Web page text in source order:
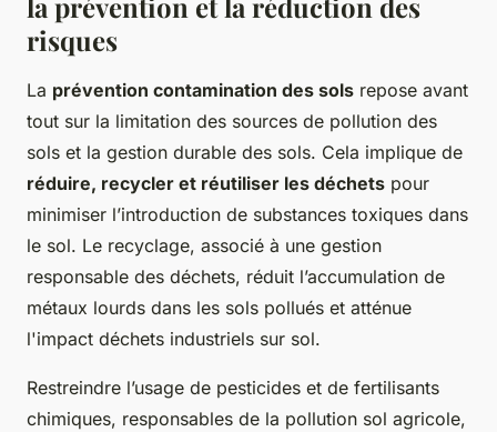
risques
La prévention contamination des sols repose avant
tout sur la limitation des sources de pollution des
sols et la gestion durable des sols. Cela implique de
réduire, recycler et réutiliser les déchets pour
minimiser l’introduction de substances toxiques dans
le sol. Le recyclage, associé à une gestion
responsable des déchets, réduit l’accumulation de
métaux lourds dans les sols pollués et atténue
l'impact déchets industriels sur sol.
Restreindre l’usage de pesticides et de fertilisants
chimiques, responsables de la pollution sol agricole,